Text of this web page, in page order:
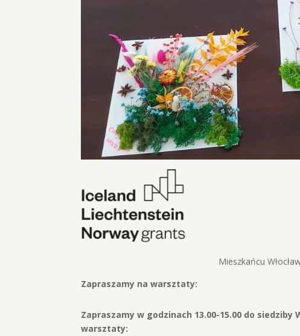
Mieszkańcu
Zapraszamy na warsztaty:
Zapraszamy w godzinach 13.00-15.00 do siedziby
warsztaty: